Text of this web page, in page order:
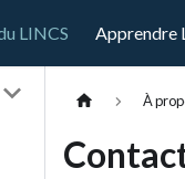
LINCS Apprendre
À